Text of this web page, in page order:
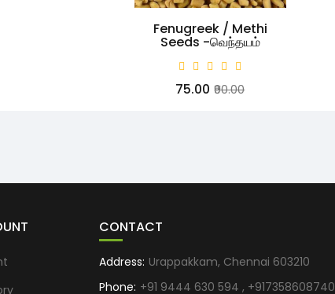
Fenugreek / Methi
Seeds -வெந்தயம்
₹75.00 ₹90.00
CONTACT
Address: Urappakkam, Chennai 603210
Phone: +91 9444 630 594 , +917358608740